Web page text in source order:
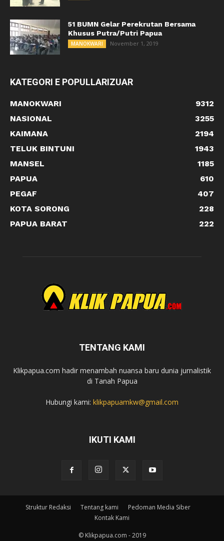
51 BUMN Gelar Perekrutan Bersama
Khusus Putra/Putri Papua
MANOKWARI November 1, 2019
KATEGORI E POPULLARIZUAR
MANOKWARI
9312
NASIONAL
3255
KAIMANA
2194
TELUK BINTUNI
1943
MANSEL
1185
PAPUA
610
PEGAF
407
KOTA SORONG
228
PAPUA BARAT
222
TENTANG KAMI
Klikpapua.com hadir menambah nuansa baru dunia jurnalistik
di Tanah Papua
Hubungi kami: klikpapuamkw@gmail.com
IKUTI KAMI
Struktur Redaksi Tentang kami
Pedoman Media Siber
Kontak Kami
© Klikpapua.com - 2019